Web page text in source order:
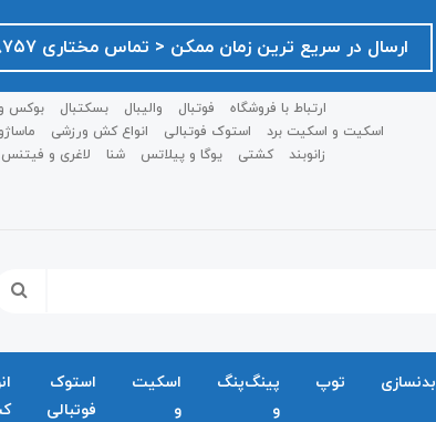
ارسال در سریع ترین زمان ممکن ‌< تماس مختاری ۰۹۱۲۷۵۱۸۷۵۷ >
ارتباط با فروشگاه فوتبال والیبال بسکتبال بوکس
اسکیت و اسکیت برد
استوک فوتبالی انواع کش ورزشی
زانوبند
کشتی یوگا و پیلاتس شنا لاغری و فیتنس
بدنسازی توپ
پینگ‌پنگ
و
اسکیت
و
استوک
فوتبالی